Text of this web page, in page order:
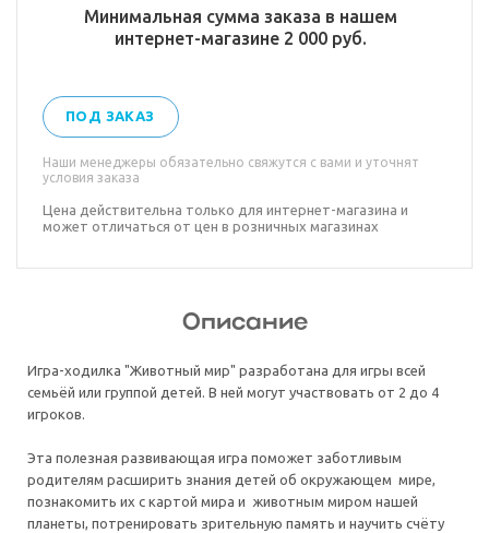
Минимальная сумма заказа в нашем
интернет-магазине 2 000 руб.
ПОД ЗАКАЗ
Наши менеджеры обязательно свяжутся с вами и уточнят
условия заказа
Цена действительна только для интернет-магазина и
может отличаться от цен в розничных магазинах
Описание
Игра-ходилка "Животный мир" разработана для игры всей
семьёй или группой детей. В ней могут участвовать от 2 до 4
игроков.
Эта полезная развивающая игра поможет заботливым
родителям расширить знания детей об окружающем мире,
познакомить их с картой мира и животным миром нашей
планеты, потренировать зрительную память и научить счёту